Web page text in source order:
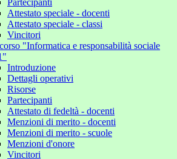
Partecipanti
Attestato speciale - docenti
Attestato speciale - classi
Vincitori
"Informatica e responsabilità sociale
Introduzione
Dettagli operativi
Risorse
Partecipanti
Attestato di fedeltà - docenti
Menzioni di merito - docenti
Menzioni di merito - scuole
Menzioni d'onore
Vincitori